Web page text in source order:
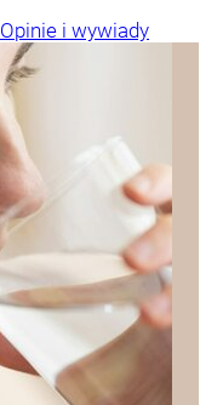
Opinie i wywiady